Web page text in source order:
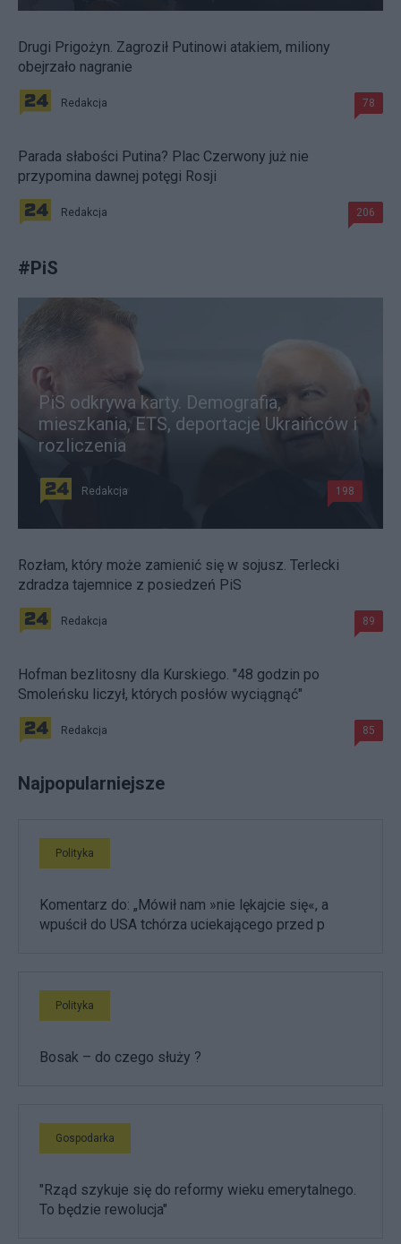
Drugi Prigożyn. Zagroził Putinowi atakiem, miliony
obejrzało nagranie
Redakcja 78
Parada słabości Putina? Plac Czerwony już nie
przypomina dawnej potęgi Rosji
Redakcja 206
#PiS
PiS odkrywa karty. Demografia,
mieszkania, ETS, deportacje Ukraińców i
rozliczenia
Redakcja 198
Rozłam, który może zamienić się w sojusz. Terlecki
zdradza tajemnice z posiedzeń PiS
Redakcja 89
Hofman bezlitosny dla Kurskiego. "48 godzin po
Smoleńsku liczył, których posłów wyciągnąć"
Redakcja 85
Najpopularniejsze
Polityka
Komentarz do: „Mówił nam »nie lękajcie się«, a
wpuścił do USA tchórza uciekającego przed p
Polityka
Bosak – do czego służy ?
Gospodarka
"Rząd szykuje się do reformy wieku emerytalnego.
To będzie rewolucja"